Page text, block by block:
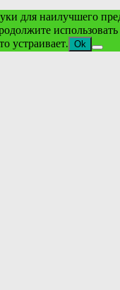
для наилучшего
устраивает. Ok